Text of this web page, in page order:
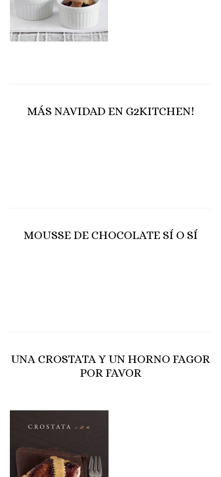
MÁS NAVIDAD EN G2KITCHEN!
MOUSSE DE CHOCOLATE SÍ O SÍ
UNA CROSTATA Y UN HORNO FAGOR
POR FAVOR